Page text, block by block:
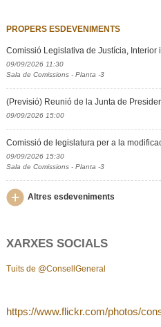
PROPERS ESDEVENIMENTS
Comissió Legislativa de Justícia, Interior
09/09/2026 11:30
Sala de Comissions - Planta -3
(Previsió) Reunió de la Junta de
09/09/2026 15:00
Comissió de legislatura per a la
09/09/2026 15:30
Sala de Comissions - Planta -3
Altres esdeveniments
XARXES SOCIALS
Tuits de @ConsellGeneral
https://www.flickr.com/photos/